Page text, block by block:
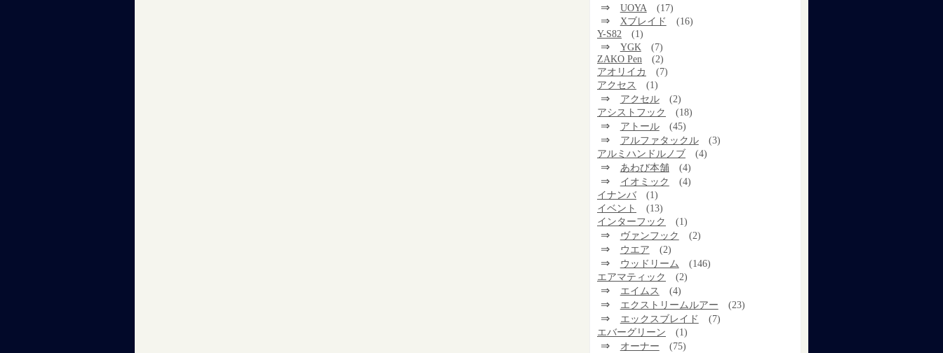
⇒ UOYA (17)
⇒ Xブレイド
(16)
Y-S82
(1)
⇒ YGK
(7)
ZAKO Pen
(2)
アオリイカ
(7)
アクセス
(1)
⇒ アクセル
(2)
アシストフック
(18)
⇒ アトール (45)
⇒ アルファタックル
(3)
アルミハンドルノブ
(4)
⇒ あわび本舗 (4)
⇒ イオミック
(4)
イナンバ
(1)
イベント
(13)
インターフック
(1)
⇒ ヴァンフック (2)
⇒ ウエア (2)
⇒ ウッドリーム
(146)
エアマティック
(2)
⇒ エイムス (4)
⇒ エクストリームルアー (23)
⇒ エックスブレイド
(7)
エバーグリーン
(1)
⇒ オーナー (75)